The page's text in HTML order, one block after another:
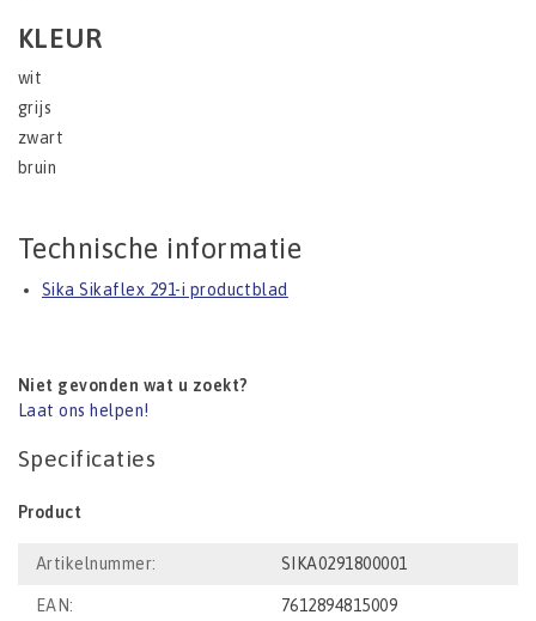
KLEUR
wit
grijs
zwart
bruin
Technische informatie
Sika Sikaflex 291-i productblad
Niet gevonden wat u zoekt?
Laat ons helpen!
Specificaties
Product
Artikelnummer: SIKA0291800001
EAN: 7612894815009